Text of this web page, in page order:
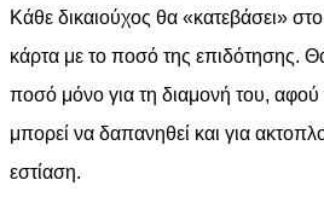
Κάθε δικαιούχος θα «κατεβάσει»
κάρτα με το ποσό της επιδότησης.
ποσό μόνο για τη διαμονή του, αφού
μπορεί να δαπανηθεί και για
εστίαση.